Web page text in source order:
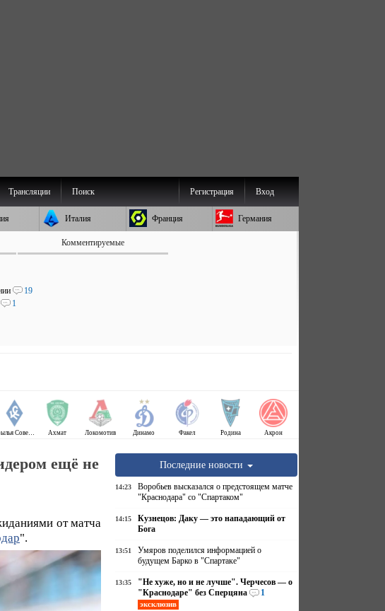
Трансляции Поиск Вход
Регистрация
Италия Франция Германия
Комментируемые
19
1
Крылья Советов Ахмат Локомотив Динамо Факел Родина Акрон
ещё не
от матча
".
Последние новости
14:23
Воробьев высказался о предстоящем матче
"Краснодара" со "Спартаком"
14:15
Кузнецов: Даку — это нападающий от
Бога
13:51
Умяров поделился информацией о
будущем Барко в "Спартаке"
13:35
"Не хуже, но и не лучше". Черчесов — о
"Краснодаре" без Сперцяна
1
эксклюзив